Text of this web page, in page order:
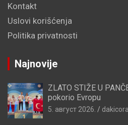
Kontakt
Uslovi korišćenja
Politika privatnosti
Najnovije
ZLATO STIŽE U
pokorio Evropu
5. август 2026.